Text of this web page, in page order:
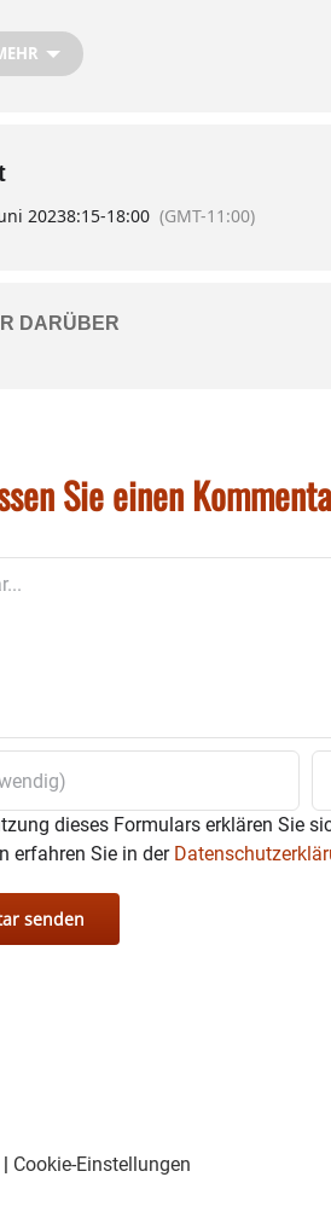
ist um 8.15 Uhr am BADRIA-
20238:15-18:00 (GMT-11:00)
DARÜBER
Sie einen
dieses Formulars erklären Sie
erfahren Sie in der
| Cookie-Einstellungen